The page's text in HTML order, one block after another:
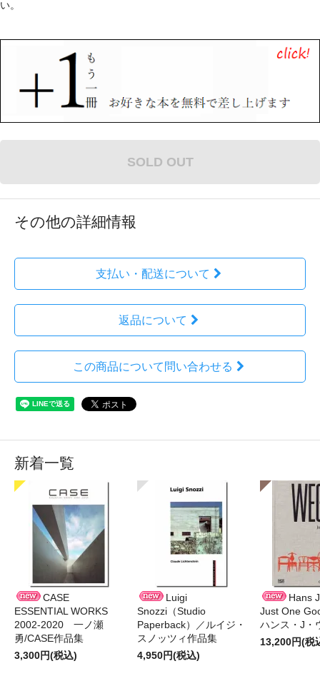
い。
SOLD OUT
その他の詳細情報
支払い・配送について
返品について
この商品について問い合わせる
新着一覧
CASE
ESSENTIAL WORKS
2002-2020 一ノ瀬
勇/CASE作品集
3,300円(税込)
Luigi
Snozzi（Studio
Paperback）／ルイジ・
スノッツィ作品集
4,950円(税込)
Hans
Just One
ハンス・J・
13,200円(税